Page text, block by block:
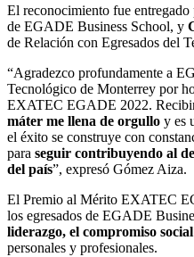
El reconocimiento fue entregado
de EGADE Business School, y
de Relación con Egresados del
“Agradezco profundamente a
Tecnológico de Monterrey por
EXATEC EGADE 2022.
máter me llena de orgullo y es
el éxito se construye con
para seguir contribuyendo al
del país”, expresó Gómez Aiza.
El Premio al Mérito EXATEC
los egresados de EGADE
liderazgo, el compromiso
personales y profesionales.